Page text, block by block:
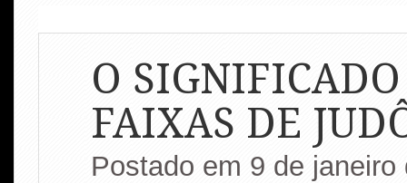
O
FAIXAS DE
Postado em 9 de janeiro